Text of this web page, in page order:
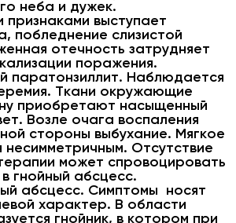
неба и дужек.
выступает
побледнение слизистой
отечность затрудняет
поражения.
паратонзиллит. Наблюдается
Ткани окружающие
приобретают насыщенный
Возле очага воспаления
стороны выбухание. Мягкое
несимметричным. Отсутствие
может спровоцировать
гнойный абсцесс.
абсцесс. Симптомы носят
характер. В области
гнойник, в котором при